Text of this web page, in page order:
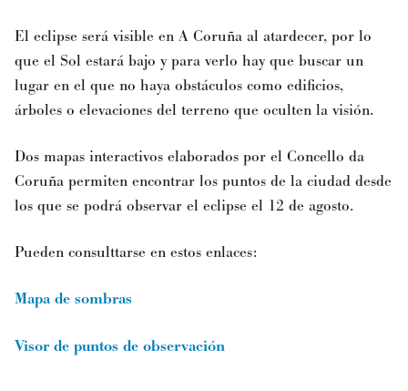
El eclipse será visible en A Coruña al atardecer, por lo
que el Sol estará bajo y para verlo hay que buscar un
lugar en el que no haya obstáculos como edificios,
árboles o elevaciones del terreno que oculten la visión.
Dos mapas interactivos elaborados por el Concello da
Coruña permiten encontrar los puntos de la ciudad desde
los que se podrá observar el eclipse el 12 de agosto.
Pueden consulttarse en estos enlaces:
Mapa de sombras
Visor de puntos de observación